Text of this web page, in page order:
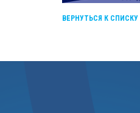
ВЕРНУТЬСЯ К